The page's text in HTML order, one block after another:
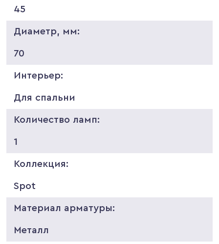
45
Диаметр, мм:
70
Интерьер:
Для спальни
Количество ламп:
1
Коллекция:
Spot
Материал арматуры:
Металл